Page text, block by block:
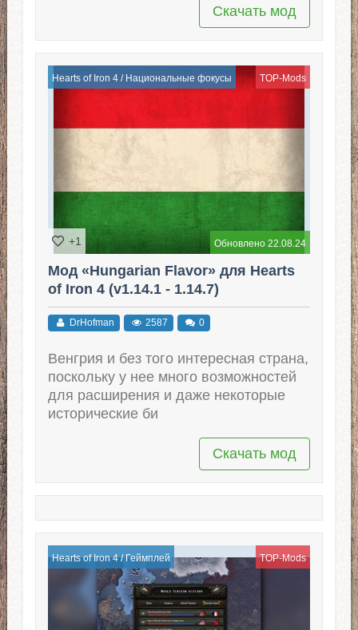
Скачать мод
Hearts of Iron 4/ Национальные фокусы TOP-Mods
Обновлено 22.08.24
+1
Мод «Hungarian Flavor» для Hearts
of Iron 4 (v1.14.1 - 1.14.7)
DrHofman 2587 0
Венгрия и без того интересная страна,
поскольку у нее много возможностей
для расширения и даже некоторые
исторические би
Скачать мод
Hearts of Iron 4/Геймплей TOP-Mods